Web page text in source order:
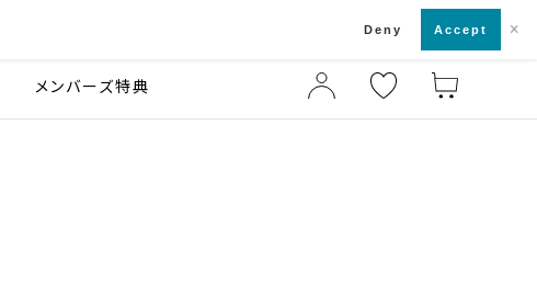
メンバーズ特典
Deny Accept ×